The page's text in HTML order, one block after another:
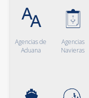
Agencias de
Aduana
Agencias
Navieras